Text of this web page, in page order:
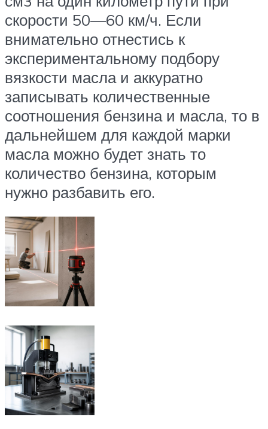
скорости 50—60 км/ч. Если
внимательно отнестись к
экспериментальному подбору
вязкости масла и аккуратно
записывать количественные
соотношения бензина и масла, то в
дальнейшем для каждой марки
масла можно будет знать то
количество бензина, которым
нужно разбавить его.